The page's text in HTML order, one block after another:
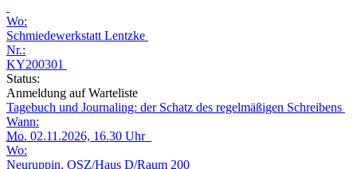
Wo:
Schmiedewerkstatt Lentzke
Nr.:
KY200301
Status:
Anmeldung auf Warteliste
Tagebuch und Journaling: der Schatz des regelmäßigen Schreibens
Wann:
Mo. 02.11.2026, 16.30 Uhr
Wo:
Neuruppin, OSZ/Haus D/Raum 200